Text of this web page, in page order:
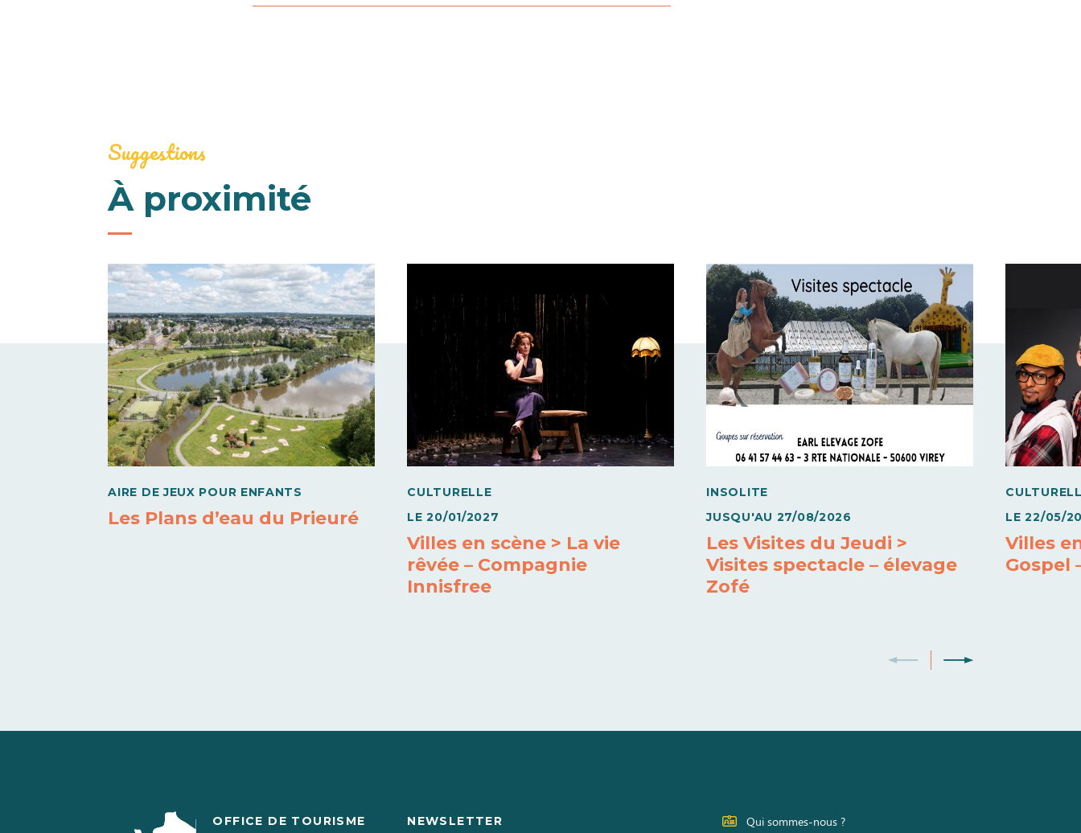
Suggestions
À proximité
AIRE DE JEUX POUR ENFANTS
Les Plans d’eau du Prieuré
CULTURELLE
LE 20/01/2027
Villes en scène > La vie
rêvée – Compagnie
Innisfree
INSOLITE
JUSQU'AU 27/08/2026
Les Visites du Jeudi >
Visites spectacle – élevage
Zofé
LE 22/05/
Villes
Gospel
OFFICE DE TOURISME
NEWSLETTER
Qui sommes-nous ?